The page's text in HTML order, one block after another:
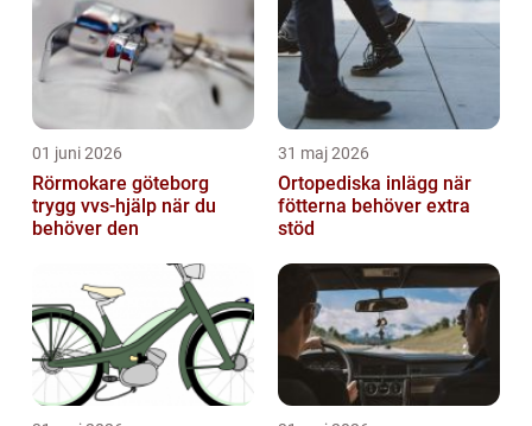
01 juni 2026
Rörmokare göteborg
trygg vvs-hjälp när du
behöver den
31 maj 2026
Ortopediska inlägg när
fötterna behöver extra
stöd